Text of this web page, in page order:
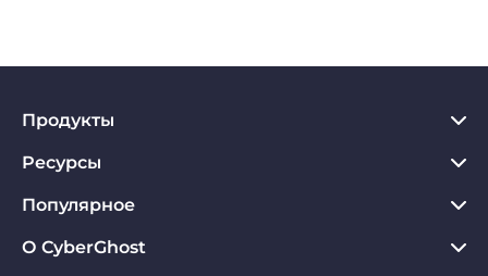
Продукты
VPN для PC
VPN для Chrome
VPN для Mac
Ресурсы
Что такое VPN
Хаб по конфиденциальности
Популярное
Отзывы о CyberGhost VPN
О CyberGhost